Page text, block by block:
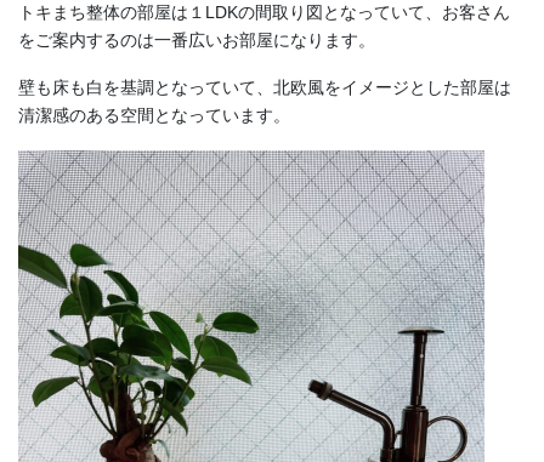
トキまち整体の部屋は１LDKの間取り図となっていて、お客さん
をご案内するのは一番広いお部屋になります。
壁も床も白を基調となっていて、北欧風をイメージとした部屋は
清潔感のある空間となっています。